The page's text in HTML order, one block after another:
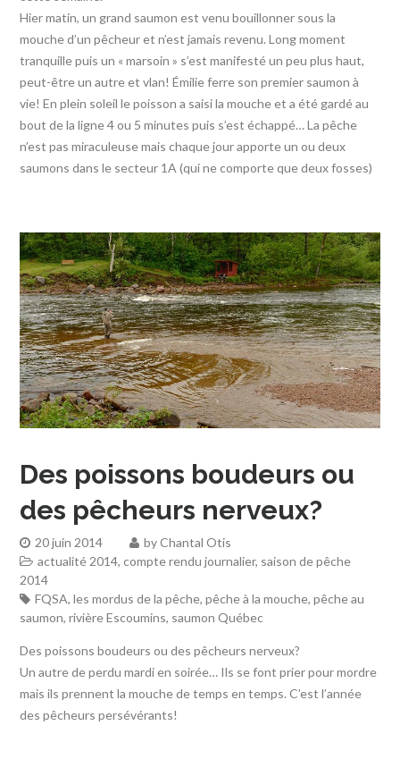
Hier matin, un grand saumon est venu bouillonner sous la
mouche d’un pêcheur et n’est jamais revenu. Long moment
tranquille puis un « marsoin » s’est manifesté un peu plus haut,
peut-être un autre et vlan! Émilie ferre son premier saumon à
vie! En plein soleil le poisson a saisi la mouche et a été gardé au
bout de la ligne 4 ou 5 minutes puis s’est échappé… La pêche
n’est pas miraculeuse mais chaque jour apporte un ou deux
saumons dans le secteur 1A (qui ne comporte que deux fosses)
Des poissons boudeurs ou
des pêcheurs nerveux?
20 juin 2014 byChantal Otis
actualité 2014,compte rendu journalier, saison de pêche
2014
FQSA,les mordus de la pêche,pêche à la mouche,pêche au
saumon,rivière Escoumins, saumon Québec
Des poissons boudeurs ou des pêcheurs nerveux?
Un autre de perdu mardi en soirée… Ils se font prier pour mordre
mais ils prennent la mouche de temps en temps. C’est l’année
des pêcheurs persévérants!